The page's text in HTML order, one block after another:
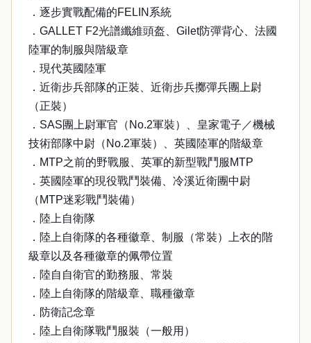
．逐步實戰配備的FELIN系統
．GALLET F2光譜纖維頭盔、Gilet防彈背心、法國
陸軍的制服與階級章
．現代英國陸軍
．近衛步兵部隊的正裝、近衛步兵擲彈兵團上尉
（正裝）
．SAS團上尉軍官（No.2軍裝）、皇家電子／機械
技術部隊中尉（No.2軍裝）、英國陸軍的階級章
．MTP之前的野戰服、英軍的新型戰鬥服MTP
．英國陸軍的現役戰鬥裝備、冷溪近衛團中尉
（MTP迷彩戰鬥裝備）
．陸上自衛隊
．陸上自衛隊的各種徽章、制服（常裝）上衣的階
級章以及各種徽章的佩帶位置
．陸自自衛官的勤務服、常裝
．陸上自衛隊的階級章、職種徽章
．防衛記念章
．陸上自衛隊戰鬥服裝（一般用）